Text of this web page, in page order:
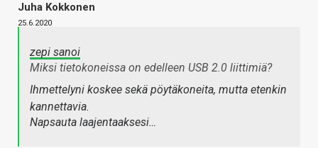
Juha Kokkonen
25.6.2020
zepi sanoi
Miksi tietokoneissa on edelleen USB 2.0 liittimiä?
Ihmettelyni koskee sekä pöytäkoneita, mutta etenkin
kannettavia.
Napsauta laajentaaksesi…